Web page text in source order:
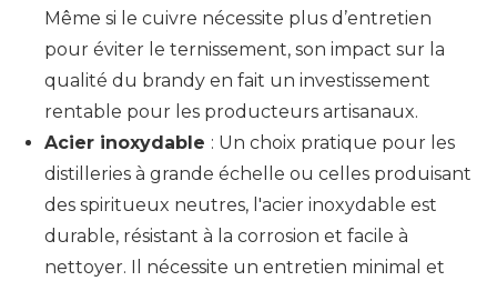
Même si le cuivre nécessite plus d’entretien
pour éviter le ternissement, son impact sur la
qualité du brandy en fait un investissement
rentable pour les producteurs artisanaux.
Acier inoxydable : Un choix pratique pour les
distilleries à grande échelle ou celles produisant
des spiritueux neutres, l'acier inoxydable est
durable, résistant à la corrosion et facile à
nettoyer. Il nécessite un entretien minimal et